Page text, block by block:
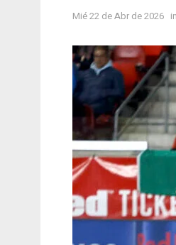
Mié 22 de Abr de 2026 in